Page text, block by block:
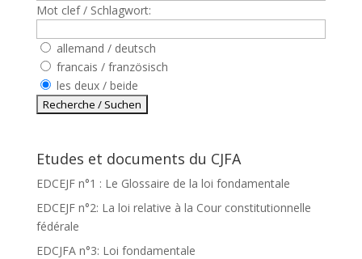
Mot clef / Schlagwort:
allemand / deutsch
francais / französisch
les deux / beide
Etudes et documents du CJFA
EDCEJF n°1 : Le Glossaire de la loi fondamentale
EDCEJF n°2: La loi relative à la Cour constitutionnelle
fédérale
EDCJFA n°3: Loi fondamentale